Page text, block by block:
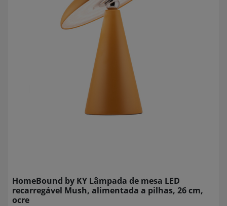
HomeBound by KY Lâmpada de mesa LED
recarregável Mush, alimentada a pilhas, 26 cm,
ocre